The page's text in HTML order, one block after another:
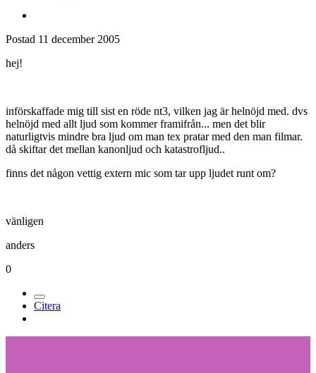
Postad 11 december 2005
hej!
införskaffade mig till sist en röde nt3, vilken jag är helnöjd med. dvs
helnöjd med allt ljud som kommer framifrån... men det blir
naturligtvis mindre bra ljud om man tex pratar med den man filmar.
då skiftar det mellan kanonljud och katastrofljud..
finns det någon vettig extern mic som tar upp ljudet runt om?
vänligen
anders
0
Citera